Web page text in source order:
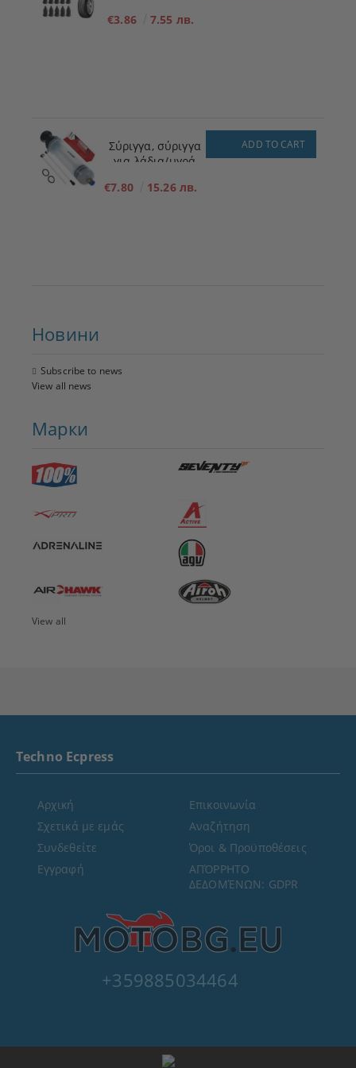
mm x 11,7 mm
€3.86 7.55 лв.
Σύριγγα, σύριγγα
για λάδια/υγρά
€7.80 15.26 лв.
ADD TO CART
Новини
Subscribe to news
View all news
Марки
View all
+359885034464
Techno Ecpress
Αρχική
Σχετικά με εμάς
Συνδεθείτε
Εγγραφή
Επικοινωνία
Αναζήτηση
Όροι & Προϋποθέσεις
ΑΠΌΡΡΗΤΟ
ΔΕΔΟΜΈΝΩΝ: GDPR